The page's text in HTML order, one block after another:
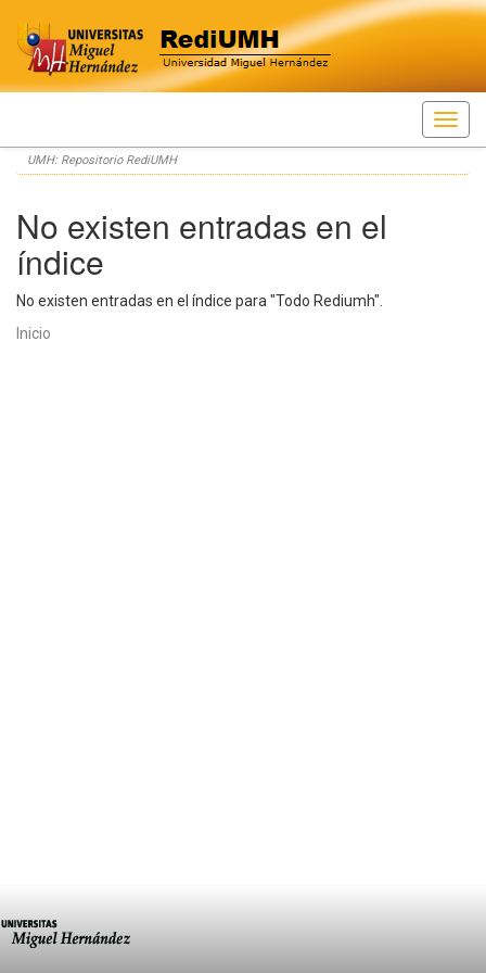
Skip
navigation
UMH: Repositorio RediUMH
No existen entradas en el
índice
No existen entradas en el índice para "Todo Rediumh".
Inicio